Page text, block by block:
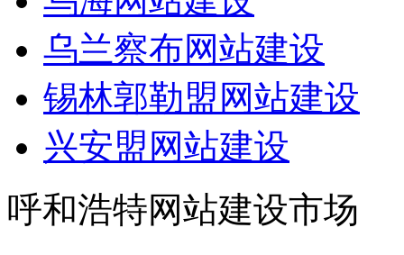
乌兰察布网站建设
锡林郭勒盟网站建设
兴安盟网站建设
呼和浩特网站建设市场